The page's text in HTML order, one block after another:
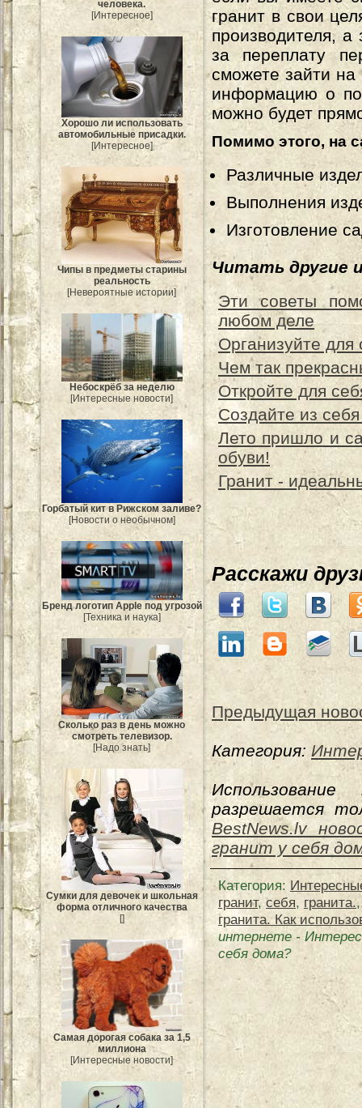
человека.
[Интересное]
Хорошо ли использовать
автомобильные присадки.
[Интересное]
Чипы в предметы старины
реальность
[Невероятные истории]
Небоскрёб за неделю
[Интересные новости]
Горбатый кит в Рижском заливе?
[Новости о необычном]
Бренд логотип Apple под угрозой
[Техника и наука]
Сколько раз в день можно
смотреть телевизор.
[Надо знать]
Сумки для девочек и школьная
форма отличного качества
[]
Самая дорогая собака за 1,5
миллиона
[Интересные новости]
гранит в свои
производителя,
за переплату
сможете зайти
информацию о
можно будет
Помимо этого, на
Различные
Выполнения
Изготовление
Читать другие
Эти советы
любом деле
Организуйте
Чем так
Откройте для
Создайте из
Лето пришло и
обуви!
Гранит -
Расскажи
Предыдущая
Категория:
разрешается
BestNews.lv
гранит у себя
Категория:
гранит, себя, гранита.
гранита. Как
интернете -
себя дома?